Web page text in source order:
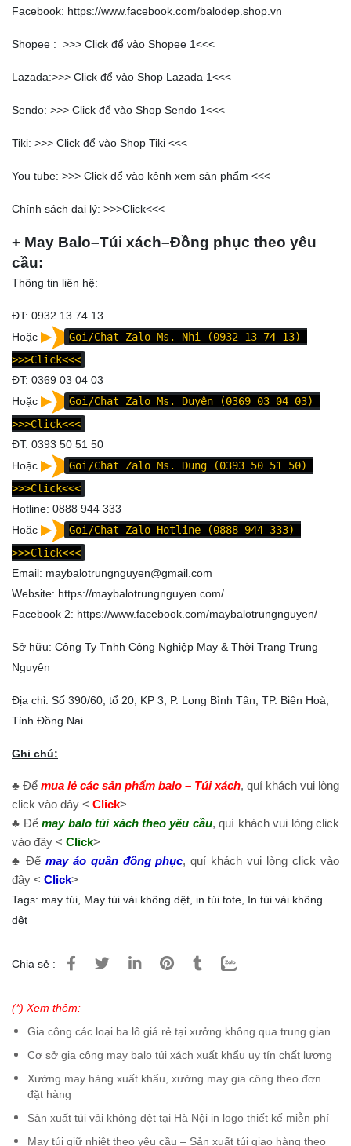
Facebook: https://www.facebook.com/balodep.shop.vn
Shopee : >>> Click để vào Shopee 1<<<
Lazada:>>> Click để vào Shop Lazada 1<<<
Sendo: >>> Click để vào Shop Sendo 1<<<
Tiki: >>> Click để vào Shop Tiki <<<
You tube: >>> Click để vào kênh xem sản phẩm <<<
Chính sách đại lý: >>>Click<<<
+ May Balo–Túi xách–Đồng phục theo yêu
cầu:
Thông tin liên hệ:
ĐT: 0932 13 74 13
Hoặc
Goi/Chat Zalo Ms. Nhi (0932 13 74 13)
>>>Click<<<
ĐT: 0369 03 04 03
Hoặc
Goi/Chat Zalo Ms. Duyên (0369 03 04 03)
>>>Click<<<
ĐT: 0393 50 51 50
Hoặc
Goi/Chat Zalo Ms. Dung (0393 50 51 50)
>>>Click<<<
Hotline: 0888 944 333
Hoặc
Goi/Chat Zalo Hotline (0888 944 333)
>>>Click<<<
Email: maybalotrungnguyen@gmail.com
Website: https://maybalotrungnguyen.com/
Facebook 2: https://www.facebook.com/maybalotrungnguyen/
Sở hữu: Công Ty Tnhh Công Nghiệp May & Thời Trang Trung
Nguyên
Địa chỉ: Số 390/60, tổ 20, KP 3, P. Long Bình Tân, TP. Biên Hoà,
Tỉnh Đồng Nai
Ghi chú:
♣ Để mua lẻ các sản phẩm balo – Túi xách, quí khách vui lòng
click vào đây < Click>
♣ Đểmay balo túi xách theo yêu cầu, quí khách vui lòng click
vào đây < Click>
♣ Để may áo quần đồng phục, quí khách vui lòng click vào
đây < Click>
Tags: may túi May túi vải không dệt in túi tote In túi vải không
dệt
Chia sẻ :
(*) Xem thêm:
Gia công các loại ba lô giá rẻ tại xưởng không qua trung gian
Cơ sở gia công may balo túi xách xuất khẩu uy tín chất lượng
Xưởng may hàng xuất khẩu, xưởng may gia công theo đơn
đặt hàng
Sản xuất túi vải không dệt tại Hà Nội in logo thiết kế miễn phí
May túi giữ nhiệt theo yêu cầu – Sản xuất túi giao hàng theo